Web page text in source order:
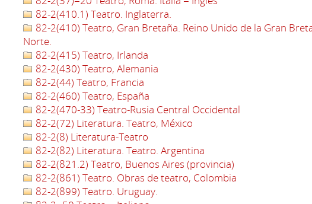
82-2(410.1) Teatro. Inglaterra.
82-2(410) Teatro, Gran Bretaña. Reino Unido de la Gran
Norte.
82-2(415) Teatro, Irlanda
82-2(430) Teatro, Alemania
82-2(44) Teatro, Francia
82-2(460) Teatro, España
82-2(470-33) Teatro-Rusia Central Occidental
82-2(72) Literatura. Teatro, México
82-2(8) Literatura-Teatro
82-2(82) Literatura. Teatro. Argentina
82-2(821.2) Teatro, Buenos Aires (provincia)
82-2(861) Teatro. Obras de teatro, Colombia
82-2(899) Teatro. Uruguay.